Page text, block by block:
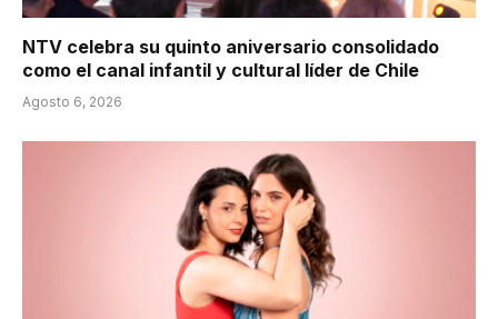
NTV celebra su quinto aniversario consolidado
como el canal infantil y cultural líder de Chile
Agosto 6, 2026